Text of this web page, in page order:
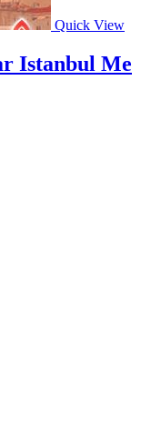
Quick View
Istanbul Me